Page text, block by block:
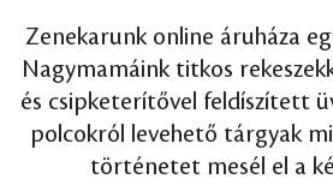
Zenekarunk online áruháza
Nagymamáink titkos
és csipketerítővel feldíszített
polcokról levehető tárgyak
történetet mesél el a